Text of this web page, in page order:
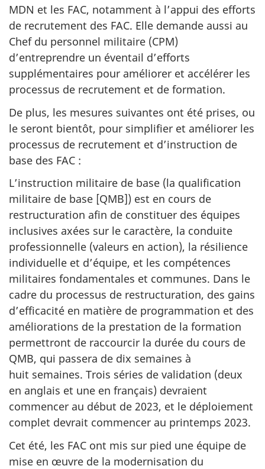
MDN et les FAC, notamment à l’appui des efforts
de recrutement des FAC. Elle demande aussi au
Chef du personnel militaire (CPM)
d’entreprendre un éventail d’efforts
supplémentaires pour améliorer et accélérer les
processus de recrutement et de formation.
De plus, les mesures suivantes ont été prises, ou
le seront bientôt, pour simplifier et améliorer les
processus de recrutement et d’instruction de
base des FAC :
L’instruction militaire de base (la qualification
militaire de base [QMB]) est en cours de
restructuration afin de constituer des équipes
inclusives axées sur le caractère, la conduite
professionnelle (valeurs en action), la résilience
individuelle et d’équipe, et les compétences
militaires fondamentales et communes. Dans le
cadre du processus de restructuration, des gains
d’efficacité en matière de programmation et des
améliorations de la prestation de la formation
permettront de raccourcir la durée du cours de
QMB, qui passera de dix semaines à
huit semaines. Trois séries de validation (deux
en anglais et une en français) devraient
commencer au début de 2023, et le déploiement
complet devrait commencer au printemps 2023.
Cet été, les FAC ont mis sur pied une équipe de
mise en œuvre de la modernisation du